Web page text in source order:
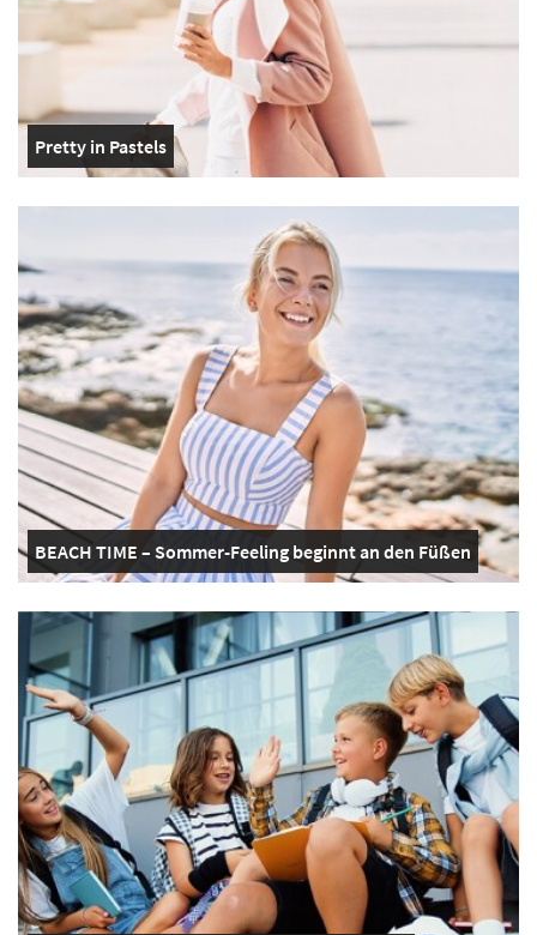
Pretty in Pastels
BEACH TIME – Sommer-Feeling beginnt an den Füßen